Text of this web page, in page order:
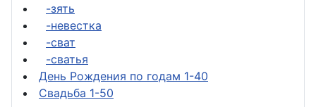
-зять
-невестка
-сват
-сватья
День Рождения по годам 1-40
Свадьба 1-50